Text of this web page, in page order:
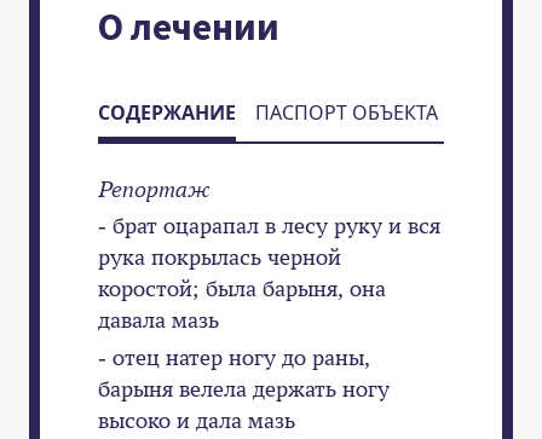
О лечении
СОДЕРЖАНИЕ ПАСПОРТ ОБЪЕКТА
Репортаж
- брат оцарапал в лесу руку и вся
рука покрылась черной
коростой; была барыня, она
давала мазь
- отец натер ногу до раны,
барыня велела держать ногу
высоко и дала мазь